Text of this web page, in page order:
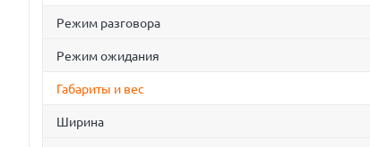
Режим разговора
Режим ожидания
Габариты и вес
Ширина